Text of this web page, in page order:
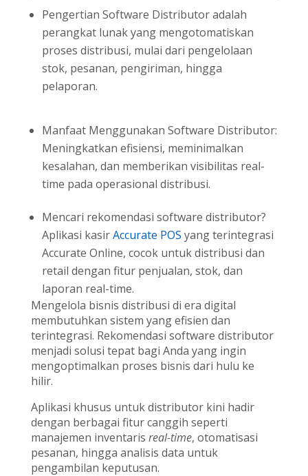
Pengertian Software Distributor adalah
perangkat lunak yang mengotomatiskan
proses distribusi, mulai dari pengelolaan
stok, pesanan, pengiriman, hingga
pelaporan.
Manfaat Menggunakan Software Distributor:
Meningkatkan efisiensi, meminimalkan
kesalahan, dan memberikan visibilitas real-
time pada operasional distribusi.
Mencari rekomendasi software distributor?
Aplikasi kasirAccurate POS yang terintegrasi
Accurate Online, cocok untuk distribusi dan
retail dengan fitur penjualan, stok, dan
laporan real-time.
Mengelola bisnis distribusi di era digital
membutuhkan sistem yang efisien dan
terintegrasi. Rekomendasi software distributor
menjadi solusi tepat bagi Anda yang ingin
mengoptimalkan proses bisnis dari hulu ke
hilir.
Aplikasi khusus untuk distributor kini hadir
dengan berbagai fitur canggih seperti
manajemen inventaris real-time, otomatisasi
pesanan, hingga analisis data untuk
pengambilan keputusan.